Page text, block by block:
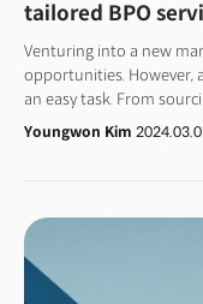
tailored BPO
Venturing into a new
opportunities. However,
an easy task. From
setting up the operation
necessary after-sales
employees and
often struggle to fit itself
difference in the
client or their
Youngwon Kim